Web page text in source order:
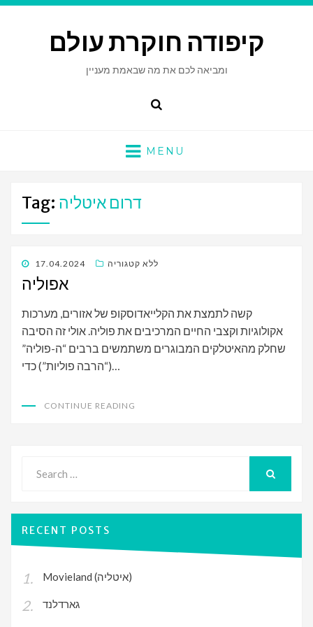
קיפודה חוקרת עולם
ומביאה לכם את מה שבאמת מעניין
Search
MENU
Tag: דרום איטליה
POSTED
17.04.2024 ללא קטגוריה
אפוליה
קשה לתמצת את הקלייאדוסקופ של אזורים, מערכות
אקולוגיות וקצבי החיים המרכיבים את פוליה. אולי זה הסיבה
שחלק מהאיטלקים המבוגרים משתמשים ברבים “ה-פוליה”
(“הרבה פוליות”) כדי…
CONTINUE READING
for:
RECENT POSTS
Movieland (איטליה)
גארדלנד